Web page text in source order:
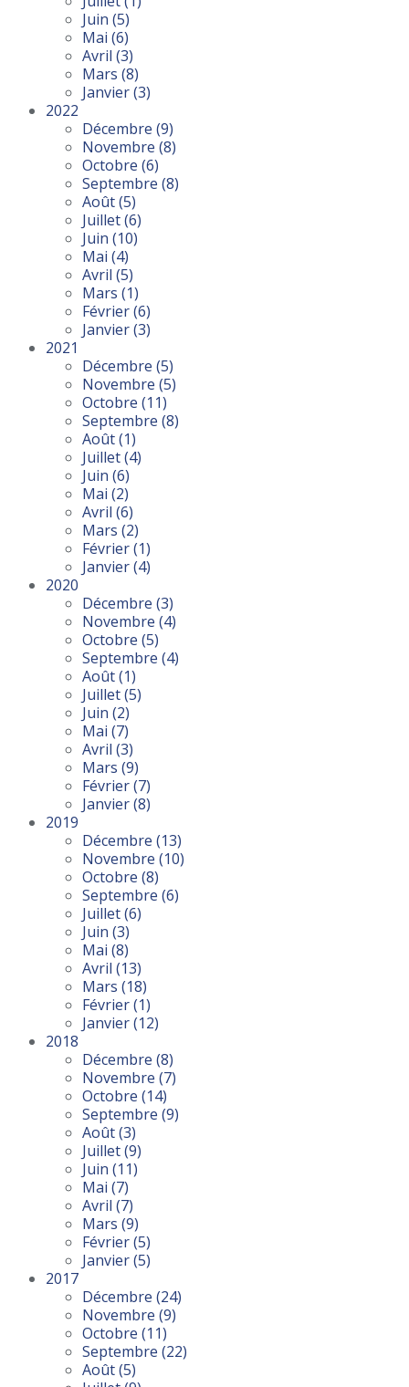
Juin (5)
Mai (6)
Avril (3)
Mars (8)
Janvier(3)
2022
Décembre (9)
Novembre (8)
Octobre (6)
Septembre (8)
Août(5)
Juillet(6)
Juin (10)
Mai (4)
Avril (5)
Mars (1)
Février(6)
Janvier(3)
2021
Décembre (5)
Novembre (5)
Octobre (11)
Septembre (8)
Août(1)
Juillet(4)
Juin (6)
Mai (2)
Avril (6)
Mars (2)
Février(1)
Janvier(4)
2020
Décembre (3)
Novembre (4)
Octobre (5)
Septembre (4)
Août(1)
Juillet(5)
Juin (2)
Mai (7)
Avril (3)
Mars (9)
Février(7)
Janvier(8)
2019
Décembre (13)
Novembre (10)
Octobre (8)
Septembre (6)
Juillet(6)
Juin (3)
Mai (8)
Avril (13)
Mars (18)
Février(1)
Janvier(12)
2018
Décembre (8)
Novembre (7)
Octobre (14)
Septembre (9)
Août(3)
Juillet(9)
Juin (11)
Mai (7)
Avril (7)
Mars (9)
Février(5)
Janvier(5)
2017
Décembre (24)
Novembre (9)
Octobre (11)
Septembre (22)
Août(5)